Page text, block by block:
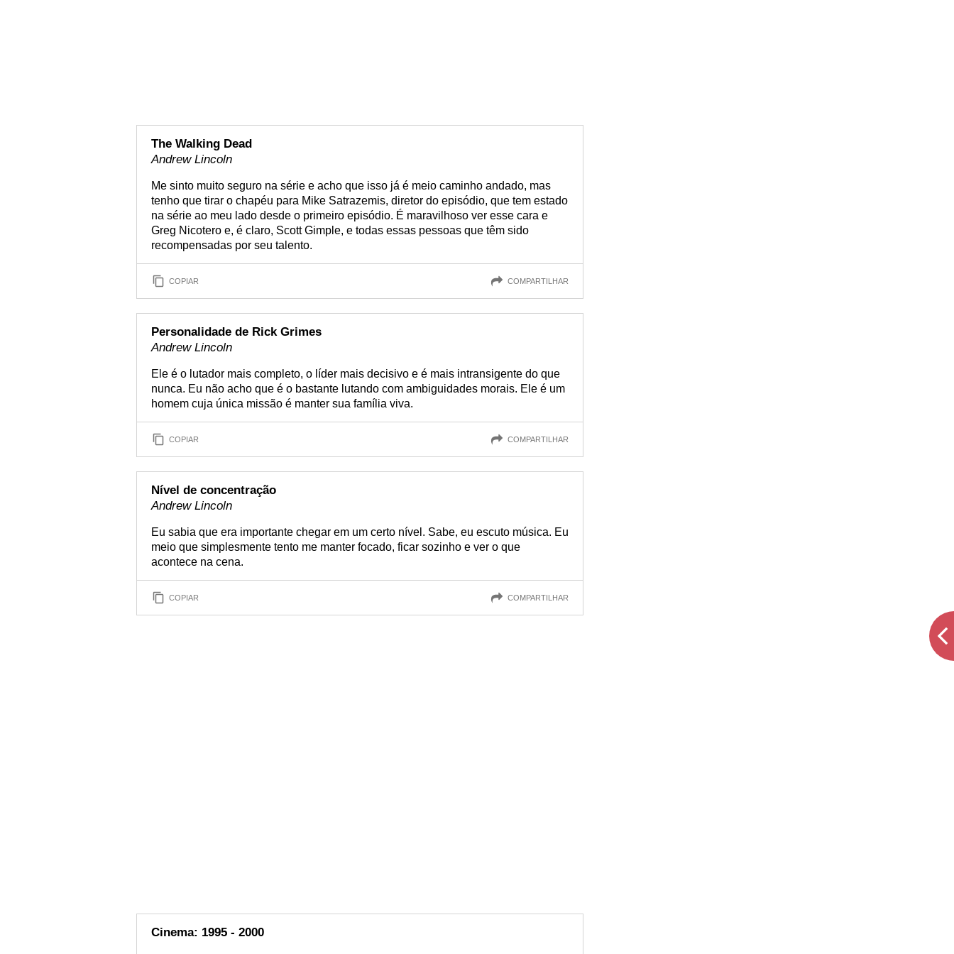
The Walking Dead
Andrew Lincoln
Me sinto muito seguro na série e acho que isso já é meio caminho andado, mas
tenho que tirar o chapéu para Mike Satrazemis, diretor do episódio, que tem estado
na série ao meu lado desde o primeiro episódio. É maravilhoso ver esse cara e
Greg Nicotero e, é claro, Scott Gimple, e todas essas pessoas que têm sido
recompensadas por seu talento.
COPIAR COMPARTILHAR
Personalidade de Rick Grimes
Andrew Lincoln
Ele é o lutador mais completo, o líder mais decisivo e é mais intransigente do que
nunca. Eu não acho que é o bastante lutando com ambiguidades morais. Ele é um
homem cuja única missão é manter sua família viva.
COPIAR COMPARTILHAR
Nível de concentração
Andrew Lincoln
Eu sabia que era importante chegar em um certo nível. Sabe, eu escuto música. Eu
meio que simplesmente tento me manter focado, ficar sozinho e ver o que
acontece na cena.
COPIAR COMPARTILHAR
Cinema: 1995 - 2000